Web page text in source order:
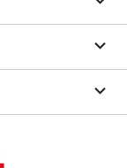

